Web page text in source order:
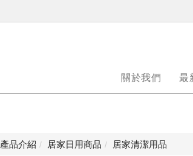
關於我們 最
產品介紹 居家日用商品 居家清潔用品